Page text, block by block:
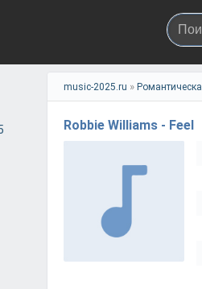
music-2025.ru »
Robbie Williams - Feel